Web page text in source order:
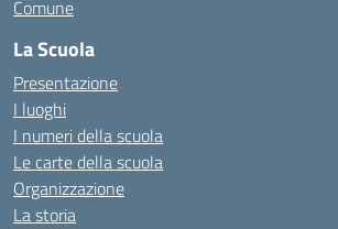
Comune
La Scuola
Presentazione
I luoghi
I numeri della scuola
Le carte della scuola
Organizzazione
La storia